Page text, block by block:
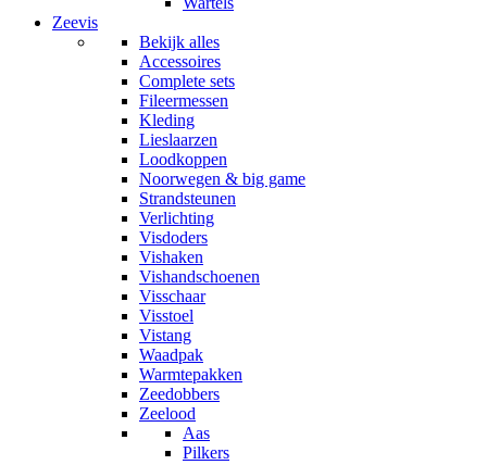
Zeevis
Bekijk alles
Accessoires
Complete sets
Fileermessen
Kleding
Lieslaarzen
Loodkoppen
Noorwegen & big game
Strandsteunen
Verlichting
Visdoders
Vishaken
Vishandschoenen
Visschaar
Visstoel
Vistang
Waadpak
Warmtepakken
Zeedobbers
Zeelood
Aas
Pilkers